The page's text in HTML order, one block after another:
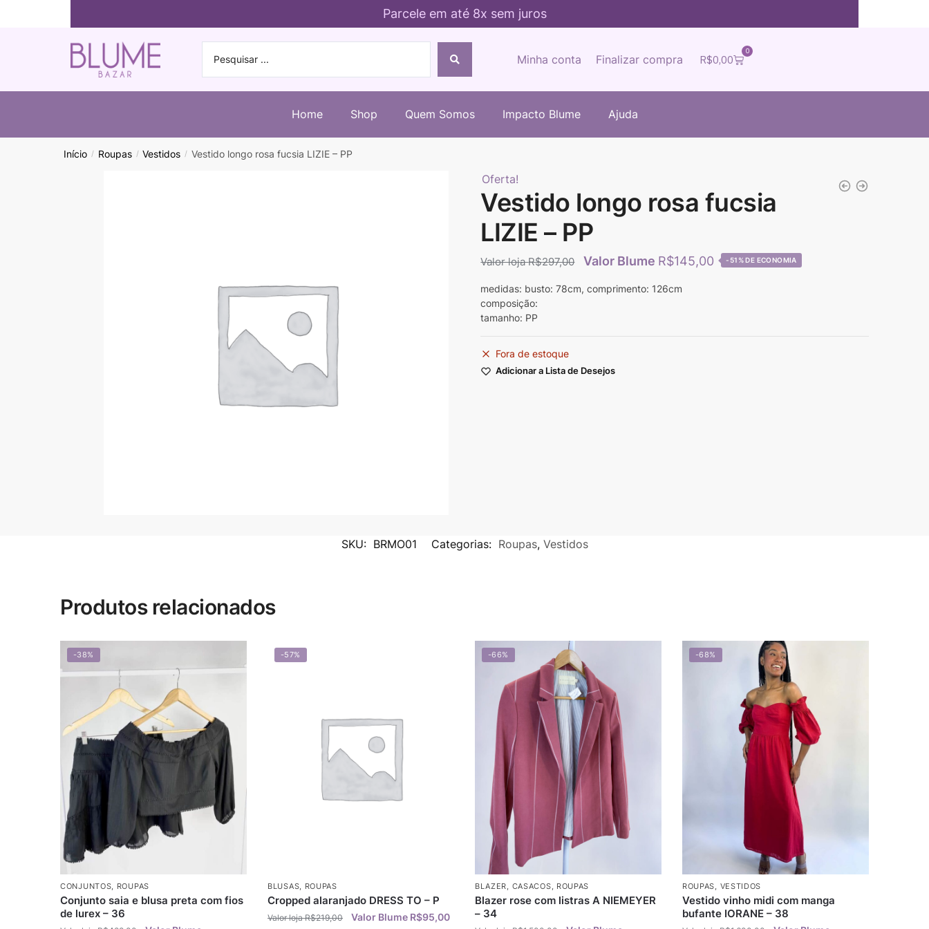
Parcele em até 8x sem juros
R$0,00
0
Minha conta Finalizar compra
Home Shop Quem Somos Impacto Blume Ajuda
Início / Roupas / Vestidos / Vestido longo rosa fucsia LIZIE – PP
Oferta!
Vestido longo rosa fucsia
LIZIE – PP
R$297,00 R$145,00 -51%
medidas: busto: 78cm, comprimento: 126cm
composição:
tamanho: PP
Fora de estoque
Adicionar a Lista de Desejos
SKU: BRMO01 Categorias: Roupas, Vestidos
Produtos relacionados
-38%
CONJUNTOS ROUPAS
Conjunto saia e blusa preta com fios
de lurex – 36
-57%
BLUSAS ROUPAS
Cropped alaranjado DRESS TO – P
R$219,00 R$95,00
-66%
BLAZER CASACOS ROUPAS
Blazer rose com listras A NIEMEYER
– 34
-68%
ROUPAS VESTIDOS
Vestido vinho midi com manga
bufante IORANE – 38